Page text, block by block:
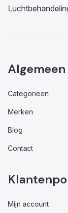
Algemeen
Categorieën
Merken
Blog
Contact
Mijn account